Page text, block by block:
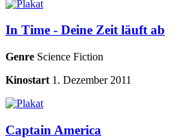
In Time - Deine Zeit läuft ab
Genre Science Fiction
Kinostart 1. Dezember 2011
Captain America